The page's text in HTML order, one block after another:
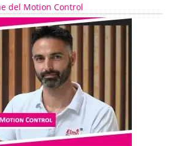
del Motion Control